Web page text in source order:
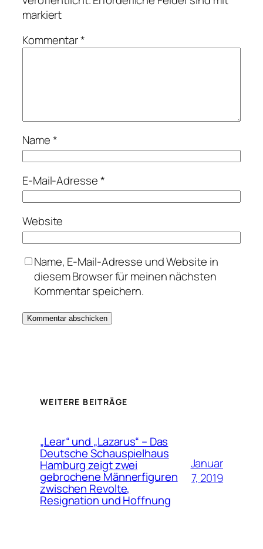
markiert
Kommentar*
Name*
E-Mail-Adresse*
Website
Name, E-Mail-Adresse und Website in
diesem Browser für meinen nächsten
Kommentar speichern.
WEITERE BEITRÄGE
„Lear“ und „Lazarus“ – Das
Deutsche Schauspielhaus
Hamburg zeigt zwei
gebrochene Männerfiguren
zwischen Revolte,
Resignation und Hoffnung
Januar
7, 2019